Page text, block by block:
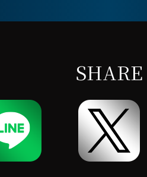
SHARE